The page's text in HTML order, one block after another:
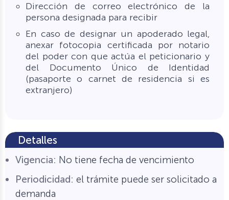
Dirección de correo electrónico de la
persona designada para recibir
En caso de designar un apoderado legal,
anexar fotocopia certificada por notario
del poder con que actúa el peticionario y
del Documento Único de Identidad
(pasaporte o carnet de residencia si es
extranjero)
Detalles
Vigencia: No tiene fecha de vencimiento
Periodicidad: el trámite puede ser solicitado a
demanda